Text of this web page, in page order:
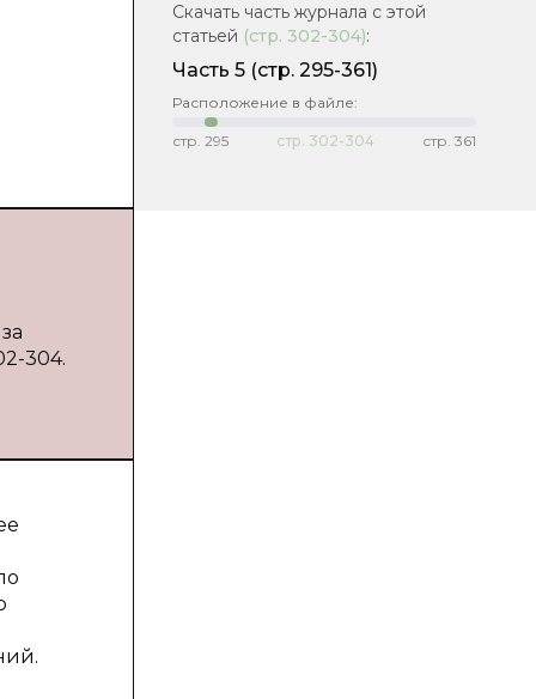
304.
Скачать часть журнала с этой
статьей (стр. 302-304):
Часть 5 (стр. 295-361)
Расположение в файле:
стр. 295 стр. 302-304 стр. 361